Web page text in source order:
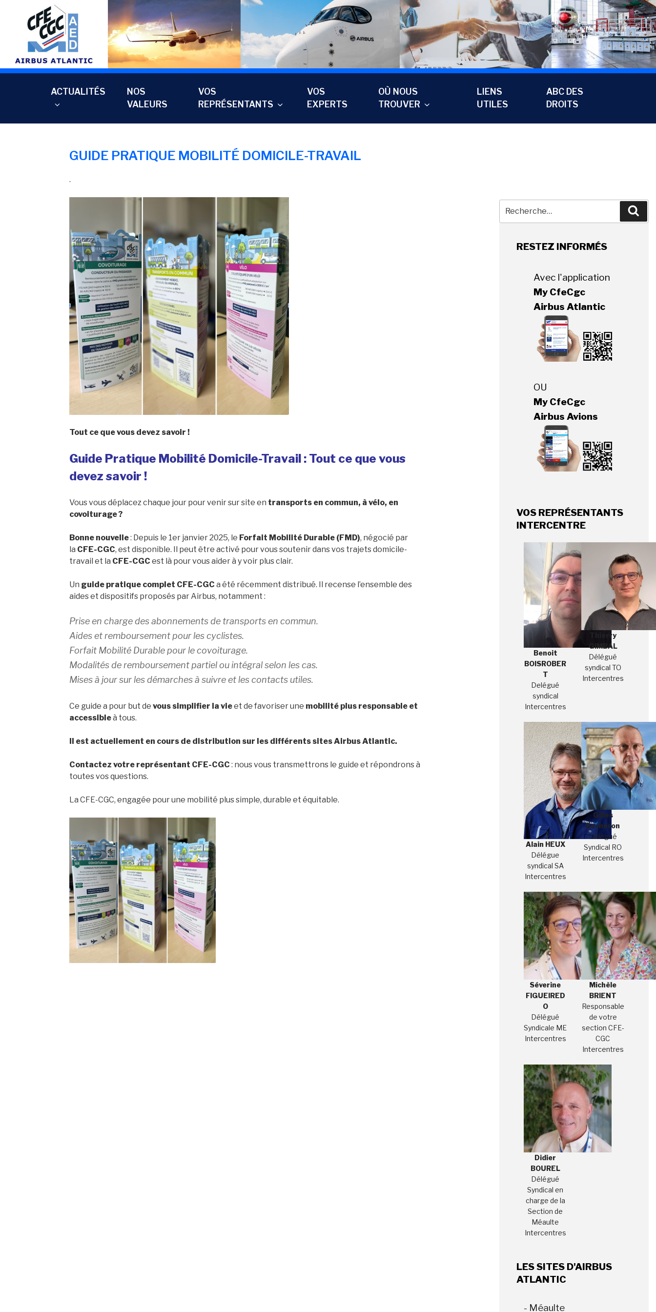
contenu
principal
ACTUALITÉS
NOS
VALEURS
VOS
REPRÉSENTANTS
VOS
EXPERTS
OÙ NOUS
TROUVER
LIENS
UTILES
ABC DES
DROITS
GUIDE PRATIQUE MOBILITÉ DOMICILE-TRAVAIL
.
Tout ce que vous devez savoir !
Guide Pratique Mobilité Domicile-Travail : Tout ce que vous
devez savoir !
Vous vous déplacez chaque jour pour venir sur site en transports en commun, à vélo, en
covoiturage ?
Bonne nouvelle: Depuis le 1er janvier 2025, le Forfait Mobilité Durable (FMD), négocié par
la CFE-CGC, est disponible. Il peut être activé pour vous soutenir dans vos trajets domicile-
travail et la CFE-CGC est là pour vous aider à y voir plus clair.
Un guide pratique complet CFE-CGCa été récemment distribué. Il recense l’ensemble des
aides et dispositifs proposés par Airbus, notamment :
Prise en charge des abonnements de transports en commun.
Aides et remboursement pour les cyclistes.
Forfait Mobilité Durable pour le covoiturage.
Modalités de remboursement partiel ou intégral selon les cas.
Mises à jour sur les démarches à suivre et les contacts utiles.
Ce guide a pour but devous simplifier la vieet de favoriser une mobilité plus responsable et
accessibleà tous.
Il est actuellement en cours de distribution sur les différents sites Airbus Atlantic.
Contactez votre représentant CFE-CGC : nous vous transmettrons le guide et répondrons à
toutes vos questions.
La CFE-CGC, engagée pour une mobilité plus simple, durable et équitable.
pour
RESTEZ INFORMÉS
Avec l'application
My CfeCgc
Airbus Atlantic
OU
My CfeCgc
Airbus Avions
VOS REPRÉSENTANTS
INTERCENTRE
Benoit
BOISROBER
T
Delégué
syndical
Intercentres
Thierry
GIMBAL
Délégué
syndical TO
Intercentres
Alain HEUX
Délégue
syndical SA
Intercentres
Gilles
Rocheron
Délégué
Syndical RO
Intercentres
Séverine
FIGUEIRED
O
Délégué
Syndicale ME
Intercentres
Michèle
BRIENT
Responsable
de votre
section CFE-
CGC
Intercentres
Didier
BOUREL
Délégué
Syndical en
charge de la
Section de
Méaulte
Intercentres
LES SITES D'AIRBUS
ATLANTIC
- Méaulte